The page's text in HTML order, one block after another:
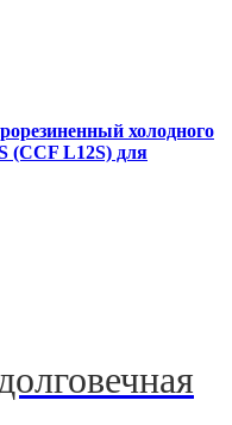
холодного
(ССF L12S) для